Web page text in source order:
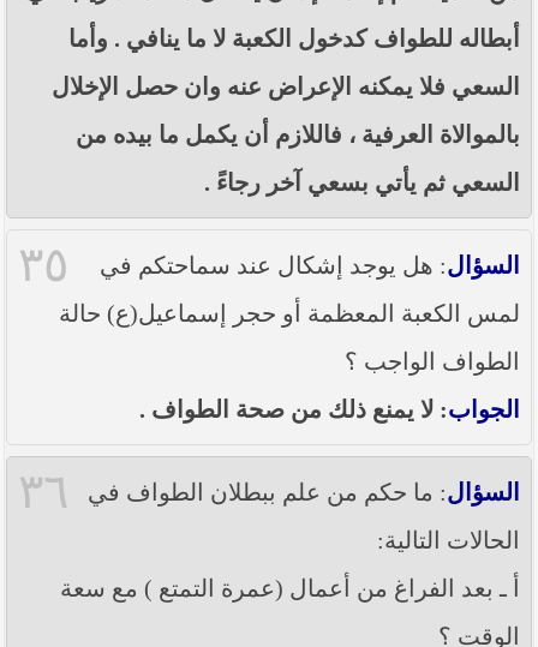
أبطاله للطواف كدخول الكعبة لا ما ينافي . وأما
السعي فلا يمكنه الإعراض عنه وان حصل الإخلال
بالموالاة العرفية ، فاللازم أن يكمل ما بيده من
السعي ثم يأتي بسعي آخر رجاءً .
٣٥ السؤال: هل يوجد إشكال عند سماحتكم في
لمس الكعبة المعظمة أو حجر إسماعيل(ع) حالة
الطواف الواجب ؟
الجواب: لا يمنع ذلك من صحة الطواف .
٣٦ السؤال: ما حكم من علم ببطلان الطواف في
الحالات التالية:
أ ـ بعد الفراغ من أعمال (عمرة التمتع ) مع سعة
الوقت ؟